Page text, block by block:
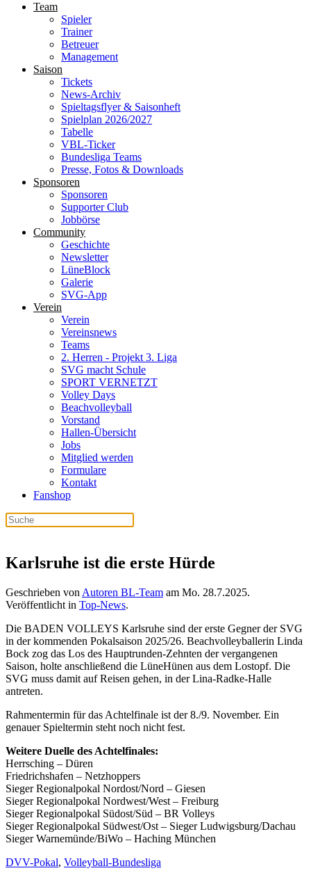
Team
Spieler
Trainer
Betreuer
Management
Saison
Tickets
News-Archiv
Spieltagsflyer & Saisonheft
Spielplan 2026/2027
Tabelle
VBL-Ticker
Bundesliga Teams
Presse, Fotos & Downloads
Sponsoren
Sponsoren
Supporter Club
Jobbörse
Community
Geschichte
Newsletter
LüneBlock
Galerie
SVG-App
Verein
Verein
Vereinsnews
Teams
2. Herren - Projekt 3. Liga
SVG macht Schule
SPORT VERNETZT
Volley Days
Beachvolleyball
Vorstand
Hallen-Übersicht
Jobs
Mitglied werden
Formulare
Kontakt
Fanshop
Karlsruhe ist die erste Hürde
Geschrieben von Autoren BL-Team am Mo. 28.7.2025.
Veröffentlicht in Top-News.
Die BADEN VOLLEYS Karlsruhe sind der erste Gegner der SVG
in der kommenden Pokalsaison 2025/26. Beachvolleyballerin Linda
Bock zog das Los des Hauptrunden-Zehnten der vergangenen
Saison, holte anschließend die LüneHünen aus dem Lostopf. Die
SVG muss damit auf Reisen gehen, in der Lina-Radke-Halle
antreten.
Rahmentermin für das Achtelfinale ist der 8./9. November. Ein
genauer Spieltermin steht noch nicht fest.
Weitere Duelle des Achtelfinales:
Herrsching – Düren
Friedrichshafen – Netzhoppers
Sieger Regionalpokal Nordost/Nord – Giesen
Sieger Regionalpokal Nordwest/West – Freiburg
Sieger Regionalpokal Südost/Süd – BR Volleys
Sieger Regionalpokal Südwest/Ost – Sieger Ludwigsburg/Dachau
Sieger Warnemünde/BiWo – Haching München
DVV-Pokal, Volleyball-Bundesliga